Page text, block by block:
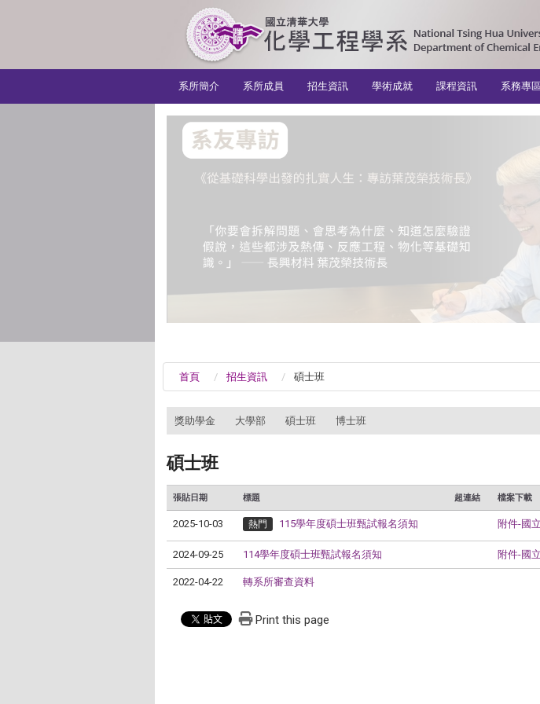
系所簡介
系所成員 招生資訊 學術成就 課程資訊 系務專
首頁 招生資訊 碩士班
獎助學金 大學部 碩士班 博士班
碩士班
張貼日期 標題 超連結 檔案下載
2025-10-03 熱門 115學年度碩士班甄試報名須知 附件-國
2024-09-25 114學年度碩士班甄試報名須知 附件-國
2022-04-22 轉系所審查資料
Print this page